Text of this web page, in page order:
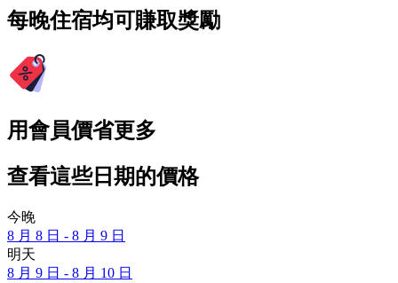
每晚住宿均可賺取獎勵
用會員價省更多
查看這些日期的價格
今晚
8 月 8 日 - 8 月 9 日
明天
8 月 9 日 - 8 月 10 日